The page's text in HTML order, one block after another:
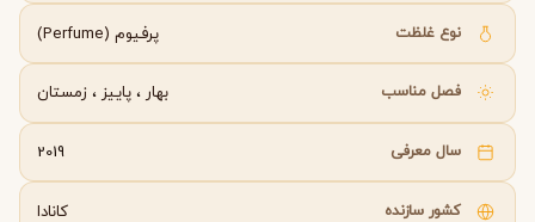
نوع غلظت پرفیوم (Perfume)
فصل مناسب بهار ، پاییز ، زمستان
سال معرفی 2019
کشور سازنده کانادا